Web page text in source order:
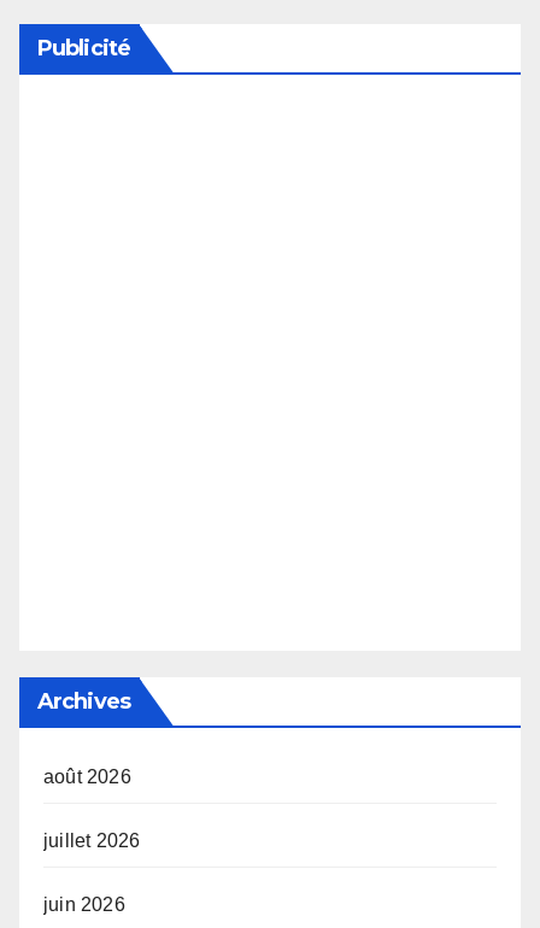
Publicité
Archives
août 2026
juillet 2026
juin 2026